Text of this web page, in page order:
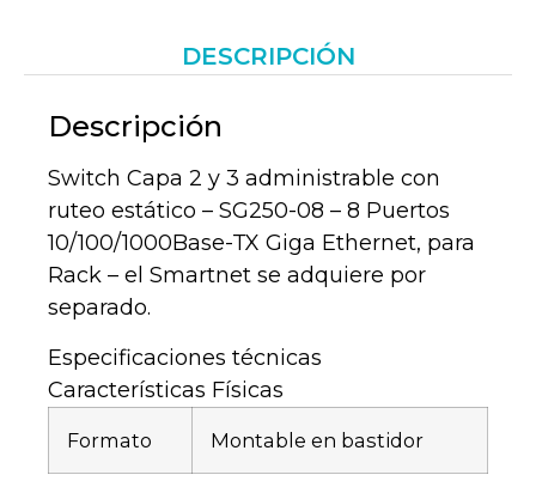
DESCRIPCIÓN
Descripción
Switch Capa 2 y 3 administrable con
ruteo estático – SG250-08 – 8 Puertos
10/100/1000Base-TX Giga Ethernet, para
Rack – el Smartnet se adquiere por
separado.
Especificaciones técnicas
Características Físicas
Formato Montable en bastidor